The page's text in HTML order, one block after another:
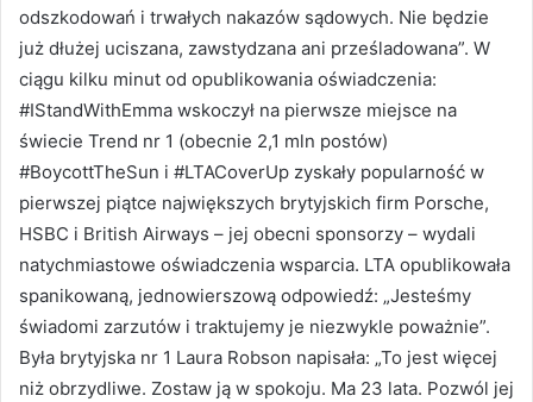
odszkodowań i trwałych nakazów sądowych. Nie będzie
już dłużej uciszana, zawstydzana ani prześladowana”. W
ciągu kilku minut od opublikowania oświadczenia:
#IStandWithEmma wskoczył na pierwsze miejsce na
świecie Trend nr 1 (obecnie 2,1 mln postów)
#BoycottTheSun i #LTACoverUp zyskały popularność w
pierwszej piątce największych brytyjskich firm Porsche,
HSBC i British Airways – jej obecni sponsorzy – wydali
natychmiastowe oświadczenia wsparcia. LTA opublikowała
spanikowaną, jednowierszową odpowiedź: „Jesteśmy
świadomi zarzutów i traktujemy je niezwykle poważnie”.
Była brytyjska nr 1 Laura Robson napisała: „To jest więcej
niż obrzydliwe. Zostaw ją w spokoju. Ma 23 lata. Pozwól jej